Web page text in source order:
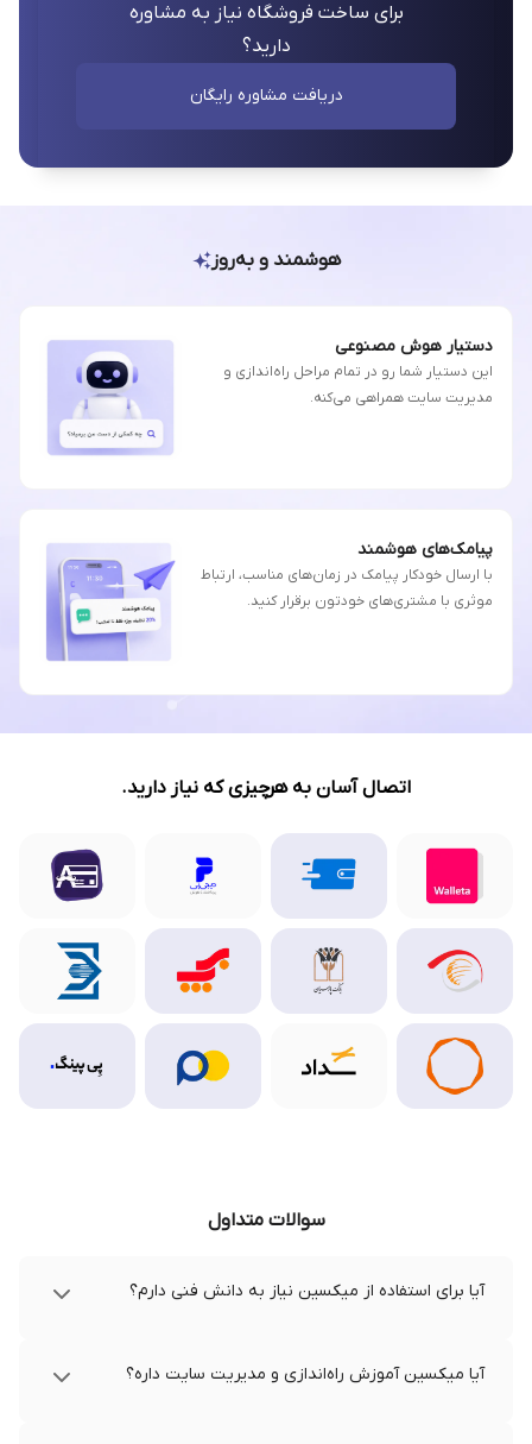
برای ساخت فروشگاه نیاز به مشاوره
دارید؟
دریافت مشاوره رایگان
هوشمند و به‌روز
دستیار هوش مصنوعی
این دستیار شما رو در تمام مراحل راه‌اندازی و
مدیریت سایت همراهی می‌کنه.
پیامک‌های هوشمند
با ارسال خودکار پیامک در زمان‌های مناسب، ارتباط
موثری با مشتری‌های خودتون برقرار کنید.
اتصال آسان به هرچیزی که نیاز دارید.
سوالات متداول
آیا برای استفاده از میکسین نیاز به دانش فنی دارم؟
آیا میکسین آموزش راه‌اندازی و مدیریت سایت داره؟